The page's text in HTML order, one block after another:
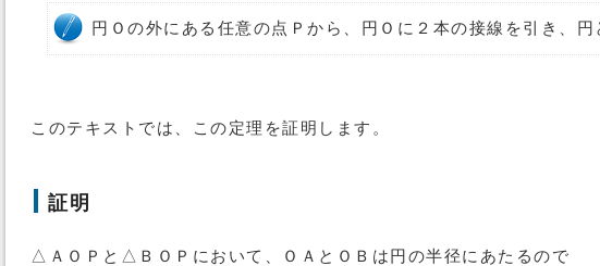
円Ｏの外にある任意の点Ｐから、円Ｏに２本の接線を引き、
このテキストでは、この定理を証明します。
証明
△ＡＯＰと△ＢＯＰにおいて、ＯＡとＯＢは円の半径にあたるので